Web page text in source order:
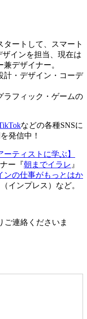
ートして、スマート
インを担当、現在は
デザイナー。
計・デザイン・コーデ
ラフィック・ゲームの
などの各種SNSに
発信中！
ーティストに学ぶ】
ー『朝までイラレ 』
ンの仕事がもっとはか
（インプレス）など。
ご連絡くださいま